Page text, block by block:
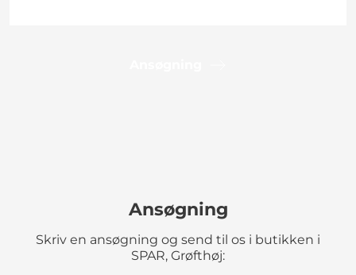
Ansøgning
Skriv en ansøgning og send til os i butikken i
SPAR, Grøfthøj: